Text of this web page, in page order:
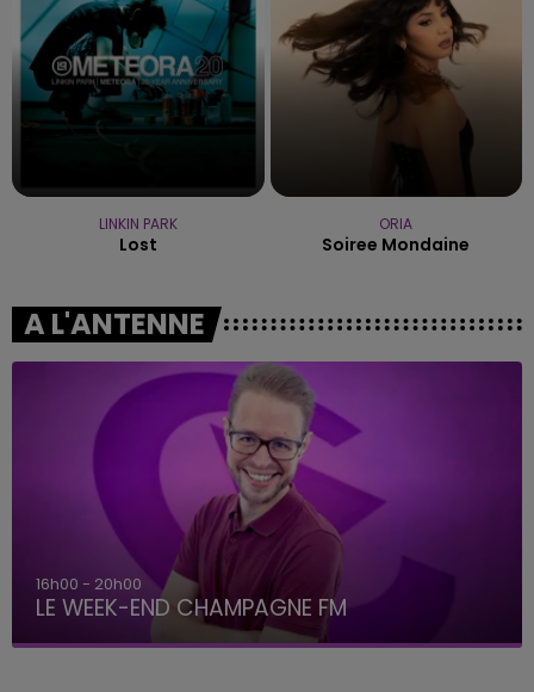
LINKIN PARK
Lost
ORIA
Soiree Mondaine
A L'ANTENNE
16h00 - 20h00
LE WEEK-END CHAMPAGNE FM